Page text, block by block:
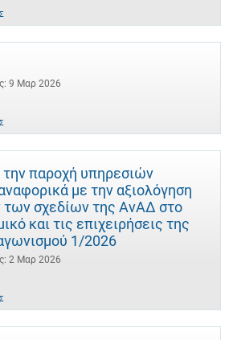
9 Μαρ 2026
την παροχή υπηρεσιών
με την αξιολόγηση
σχεδίων της ΑνΑΔ στο
και τις επιχειρήσεις της
1/2026
2 Μαρ 2026